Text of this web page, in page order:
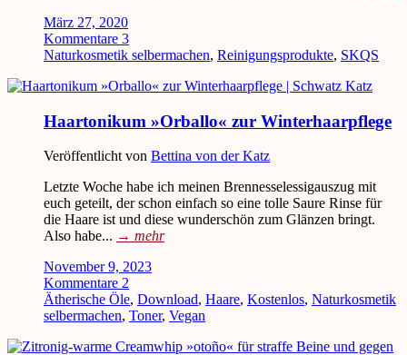
März 27, 2020
Kommentare 3
Naturkosmetik selbermachen, Reinigungsprodukte, SKQS
Haartonikum »Orballo« zur Winterhaarpflege
Veröffentlicht von Bettina von der Katz
Letzte Woche habe ich meinen Brennesselessigauszug mit
euch geteilt, der schon einfach so eine tolle Saure Rinse für
die Haare ist und diese wunderschön zum Glänzen bringt.
Also habe... → mehr
November 9, 2023
Kommentare 2
Ätherische Öle, Download, Haare, Kostenlos, Naturkosmetik
selbermachen, Toner, Vegan